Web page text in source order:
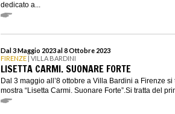
dedicato a...
Dal 3 Maggio 2023 al 8 Ottobre 2023
FIRENZE | VILLA BARDINI
LISETTA CARMI. SUONARE FORTE
Dal 3 maggio all’8 ottobre a Villa Bardini a Firenze si
mostra “Lisetta Carmi. Suonare Forte”.Si tratta del